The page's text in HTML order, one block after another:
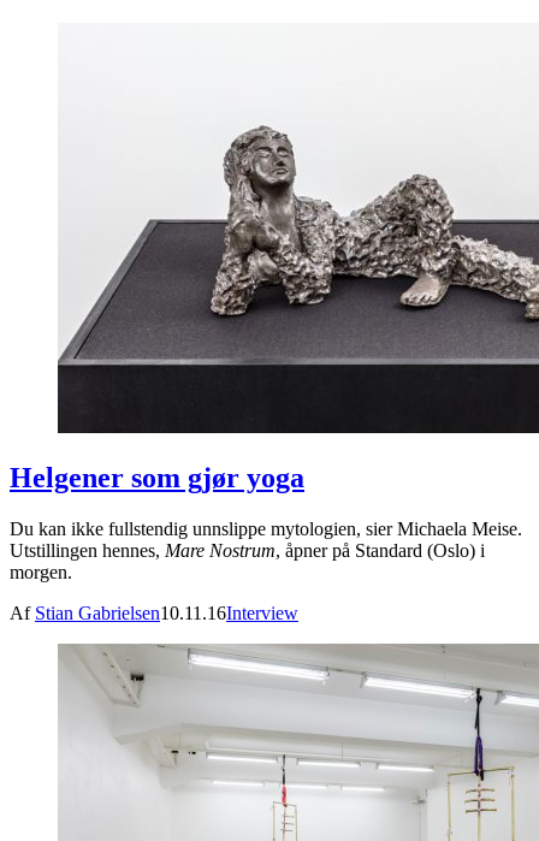
Helgener som gjør yoga
Du kan ikke fullstendig unnslippe mytologien, sier Michaela Meise.
Utstillingen hennes, Mare Nostrum, åpner på Standard (Oslo) i
morgen.
Af Stian Gabrielsen10.11.16Interview